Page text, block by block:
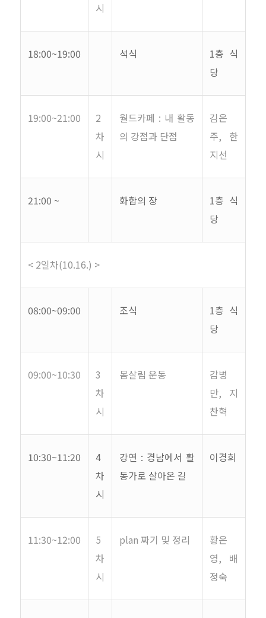
시
18:00~19:00 석식 1층 식
당
19:00~21:00
2
차
시
월드카페 : 내 활동
의 강점과 단점
김은
주, 한
지선
21:00 ~ 화합의 장 1층 식
당
< 2일차(10.16.) >
08:00~09:00 조식 1층 식
당
09:00~10:30
3
차
시
몸살림 운동
감병
만, 지
찬혁
10:30~11:20
4
차
시
강연 : 경남에서 활
동가로 살아온 길
이경희
11:30~12:00
5
차
시
plan 짜기 및 정리
황은
영, 배
정숙